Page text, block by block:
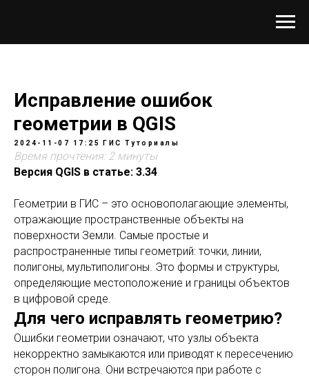
Исправление ошибок
геометрии в QGIS
2024-11-07 17:25 ГИС Туториалы
Время прочтения: 2 минуты
Версия QGIS в статье: 3.34
Геометрии в ГИС – это основополагающие элементы,
отражающие пространственные объекты на
поверхности Земли. Самые простые и
распространенные типы геометрий: точки, линии,
полигоны, мультиполигоны. Это формы и структуры,
определяющие местоположение и границы объектов
в цифровой среде.
Для чего исправлять геометрию?
Ошибки геометрии означают, что узлы объекта
некорректно замыкаются или приводят к пересечению
сторон полигона. Они встречаются при работе с